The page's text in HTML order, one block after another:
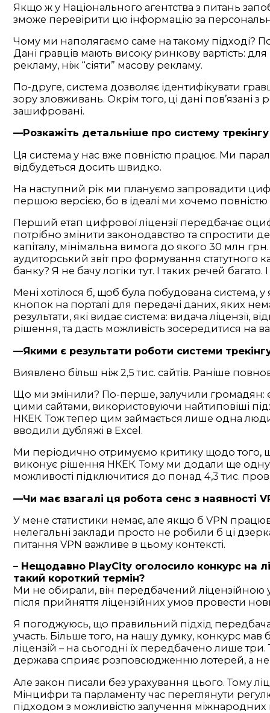
Якщо ж у Національного агентства з питань
зможе перевірити цю інформацію за
Чому ми наполягаємо саме на такому підході?
Дані гравців мають високу ринкову вартість:
рекламу, ніж “сіяти” масову рекламу.
По-друге, система дозволяє ідентифікувати
зору зловживань. Окрім того, ці дані пов’язані
зашифровані.
—Розкажіть детальніше про систему
Ця система у нас вже повністю працює. Ми
відбудеться досить швидко.
На наступний рік ми плануємо запровадити
першою версією, бо в ідеалі ми хочемо
Перший етап цифрової ліцензії передбачає
потрібно змінити законодавство та спростити
капіталу, мінімальна вимога до якого 30 млн
аудиторський звіт про формування статутного
банку? Я не бачу логіки тут. І таких речей
Мені хотілося б, щоб була побудована система, у
кнопок на порталі для передачі даних, яких
результати, які видає система: видача
рішення, та дасть можливість зосередитися на
—Якими є результати роботи системи
Виявлено більш ніж 2,5 тис. сайтів. Раніше
Що ми змінили? По-перше, залучили громадян: є
цими сайтами, використовуючи найтиповіші
НКЕК. Тож тепер цим займається лише одна
вводили дубляжі в Excel.
Ми періодично отримуємо критику щодо того,
виконує рішення НКЕК. Тому ми додали ще одну
можливості підключитися до понад 4,3 тис.
—Чи має взагалі ця робота сенс з наявності
У мене статистики немає, але якщо б VPN
нелегальні заклади просто не робили б ці
питання VPN важливе в цьому контексті.
– Нещодавно PlayСity оголосило конкурс на
такий короткий термін?
Ми не обирали, він передбачений ліцензійною
після прийняття ліцензійних умов провести
Я погоджуюсь, що правильний підхід
участь. Більше того, на нашу думку, конкурс
ліцензій – на сьогодні їх передбачено лише
держава сприяє розповсюдженню лотерей, а не
Але закон писали без урахування цього. Тому
Мінцифри та парламенту час переглянути
підходом з можливістю залучення міжнародних